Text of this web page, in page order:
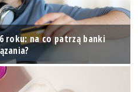
roku: na co patrzą banki